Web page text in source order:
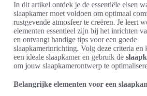
In dit artikel ontdek je de essentiële eisen
slaapkamer moet voldoen om optimaal
rustgevende atmosfeer te creëren. Je leert
elementen essentieel zijn bij het inrichten
en ontvangt handige tips voor een goede
slaapkamerinrichting. Volg deze criteria en
een ideale slaapkamer en gebruik de
om jouw slaapkamerontwerp te
Belangrijke elementen voor een